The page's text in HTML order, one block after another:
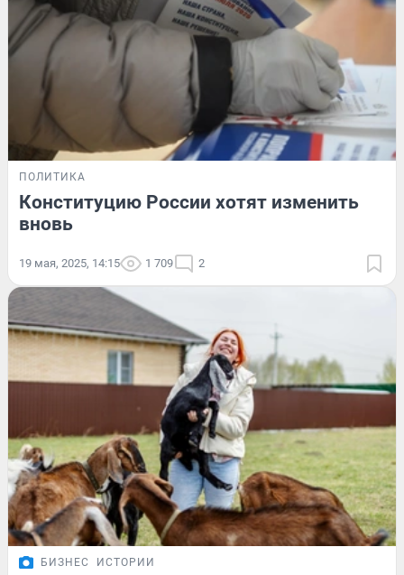
ПОЛИТИКА
Конституцию России хотят изменить
вновь
19 мая, 2025, 14:15 1 709 2
БИЗНЕС ИСТОРИИ